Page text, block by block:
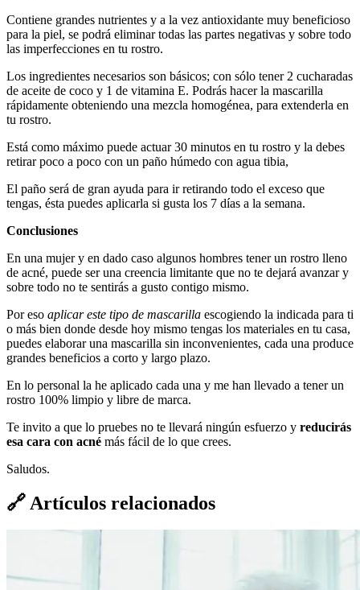
Contiene grandes nutrientes y a la vez antioxidante muy beneficioso
para la piel, se podrá eliminar todas las partes negativas y sobre todo
las imperfecciones en tu rostro.
Los ingredientes necesarios son básicos; con sólo tener 2 cucharadas
de aceite de coco y 1 de vitamina E. Podrás hacer la mascarilla
rápidamente obteniendo una mezcla homogénea, para extenderla en
tu rostro.
Está como máximo puede actuar 30 minutos en tu rostro y la debes
retirar poco a poco con un paño húmedo con agua tibia,
El paño será de gran ayuda para ir retirando todo el exceso que
tengas, ésta puedes aplicarla si gusta los 7 días a la semana.
Conclusiones
En una mujer y en dado caso algunos hombres tener un rostro lleno
de acné, puede ser una creencia limitante que no te dejará avanzar y
sobre todo no te sentirás a gusto contigo mismo.
Por eso aplicar este tipo de mascarilla escogiendo la indicada para ti
o más bien donde desde hoy mismo tengas los materiales en tu casa,
puedes elaborar una mascarilla sin inconvenientes, cada una produce
grandes beneficios a corto y largo plazo.
En lo personal la he aplicado cada una y me han llevado a tener un
rostro 100% limpio y libre de marca.
Te invito a que lo pruebes no te llevará ningún esfuerzo y reducirás
esa cara con acné más fácil de lo que crees.
Saludos.
🔗 Artículos relacionados